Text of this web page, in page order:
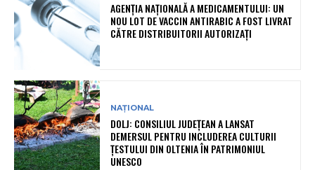
AGENȚIA NAȚIONALĂ A MEDICAMENTULUI: UN
NOU LOT DE VACCIN ANTIRABIC A FOST LIVRAT
CĂTRE DISTRIBUITORII AUTORIZAȚI
NAȚIONAL
DOLJ: CONSILIUL JUDEȚEAN A LANSAT
DEMERSUL PENTRU INCLUDEREA CULTURII
ȚESTULUI DIN OLTENIA ÎN PATRIMONIUL
UNESCO